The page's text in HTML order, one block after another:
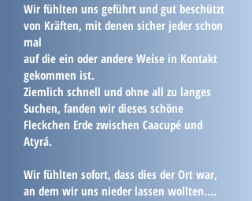
Wir fühlten uns geführt und gut beschützt
von Kräften, mit denen sicher jeder schon
mal
auf die ein oder andere Weise in Kontakt
gekommen ist.
Ziemlich schnell und ohne all zu langes
Suchen, fanden wir dieses schöne
Fleckchen Erde zwischen Caacupé und
Atyrá.
Wir fühlten sofort, dass dies der Ort war,
an dem wir uns nieder lassen wollten….